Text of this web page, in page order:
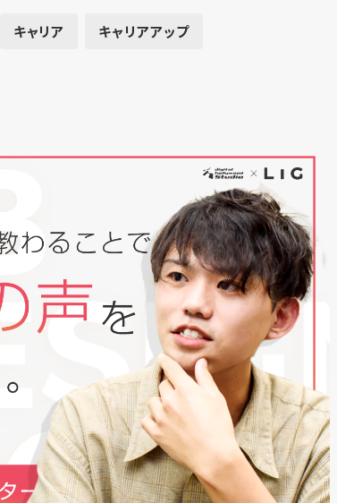
キャリア キャリアアップ